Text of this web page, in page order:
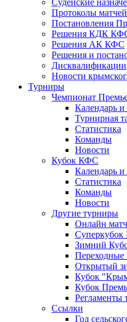
Судейские
Протоколы матчей
Постановления
Решения КДК
Решения АК КФС
Решения и
Дисквалификации
Новости
Турниры
Чемпионат
Календарь и
Турнирная
Статистика
Команды
Новости
Кубок КФС
Календарь и
Статистика
Команды
Новости
Другие турниры
Онлайн
Зимний
Открытый
Кубок
Кубок
Ссылки
Год